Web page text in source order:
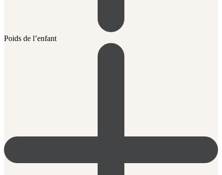
Poids de l’enfant